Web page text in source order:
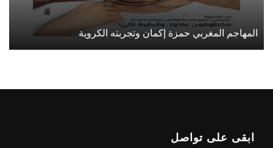
المهاجم المغربي حمزة إكمان وتجربته الكروية
ابقى على تواصل